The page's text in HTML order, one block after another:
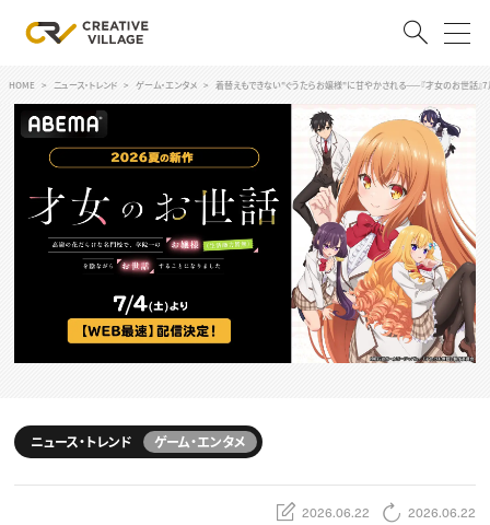
ACCOUNT
会員登録
RECRUIT
クリエイター求人を探す
CREATIVE JOB求人検索
特集求人
採用説明会
スキルアップしたい！ トップ
デザイン
動画配信・映像制作
TOP Creator’s コラム
HOME ニュース・トレンド ゲーム・エンタメ 着替えもできない"ぐうたらお嬢様"に甘やかされる——『才女のお世話』
ニュース・トレンド ゲーム・エンタメ
2026.06.22 2026.06.22